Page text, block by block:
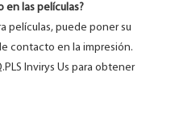
en las películas?
películas, puede poner su
contacto en la impresión.
Invirys Us para obtener